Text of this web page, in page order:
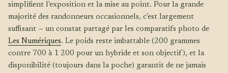
simplifient l'exposition et la mise au point. Pour la grande
majorité des randonneurs occasionnels, c'est largement
suffisant — un constat partagé par les comparatifs photo de
Les Numériques. Le poids reste imbattable (200 grammes
contre 700 à 1 200 pour un hybride et son objectif), et la
disponibilité (toujours dans la poche) garantit de ne jamais